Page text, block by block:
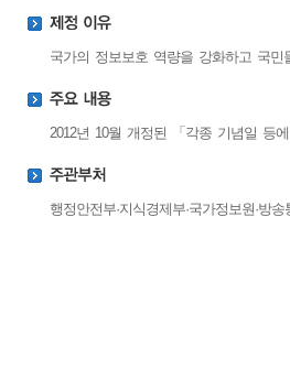
국가의 정보보호 역량을 강화하고 국
2012년 10월 개정된 「각종 기념일 등
행정안전부·지식경제부·국가정보원·방송